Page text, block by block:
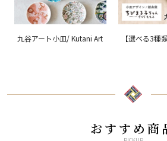
九谷アート小皿/ Kutani Art
【選べる3種
おすすめ商